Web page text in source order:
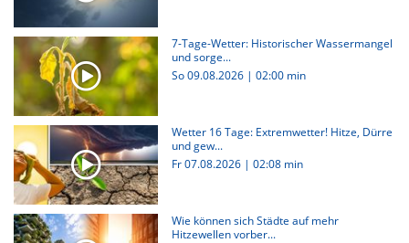
7-Tage-Wetter: Historischer Wassermangel
und sorge...
So 09.08.2026 | 02:00 min
Wetter 16 Tage: Extremwetter! Hitze, Dürre
und gew...
Fr 07.08.2026 | 02:08 min
Wie können sich Städte auf mehr
Hitzewellen vorber...